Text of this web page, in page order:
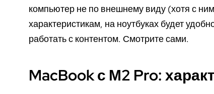
компьютер не по внешнему виду (хотя с
характеристикам, на ноутбуках будет
работать с контентом. Смотрите сами.
MacBook с М2 Pro: